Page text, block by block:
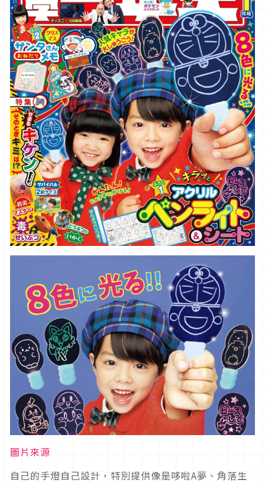
圖片來源
自己的手燈自己設計，特別提供像是哆啦A夢、角落生